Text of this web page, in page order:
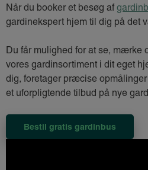
Når du booker et besøg af
gardinekspert hjem til dig på det
Du får mulighed for at se, mærke
vores gardinsortiment i dit eget
dig, foretager præcise
et uforpligtende tilbud på nye
Bestil gratis gardinbus